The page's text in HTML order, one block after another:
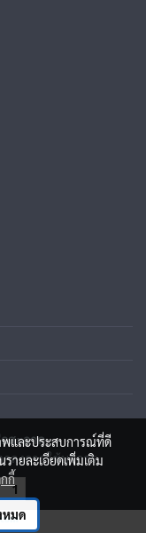
สะอาด
ลงการใช้บริการ
1
พและประสบการณ์ที่ดี
ายละเอียดเพิ่มเติม
กี้
หมด